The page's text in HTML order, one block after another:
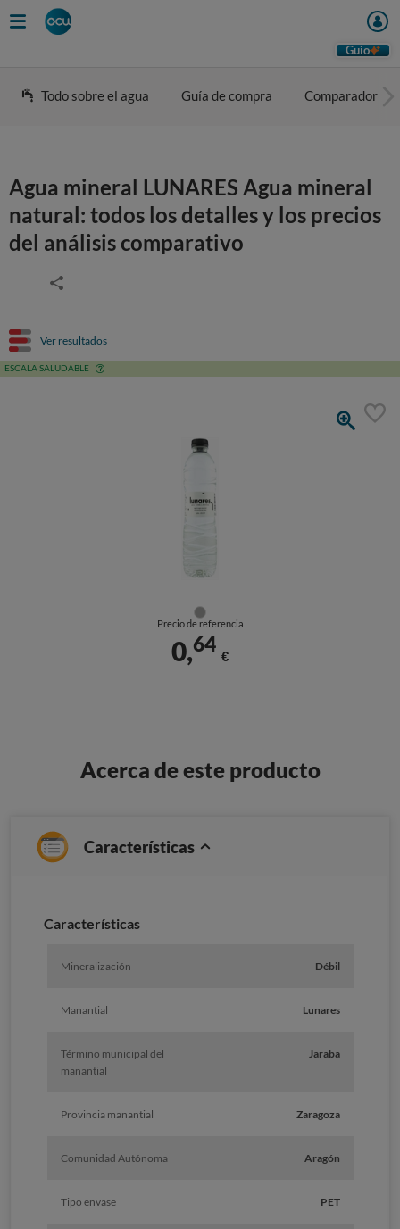
Guio
Todo sobre el agua Guía de compra Comparador
Agua mineral LUNARES Agua mineral
natural: todos los detalles y los precios
del análisis comparativo
Ver resultados
ESCALA SALUDABLE
Precio de referencia
0,64
€
Acerca de este producto
Características
Caracterí­sticas
Mineralización Débil
Manantial Lunares
Término municipal del
manantial
Jaraba
Provincia manantial Zaragoza
Comunidad Autónoma Aragón
Tipo envase PET